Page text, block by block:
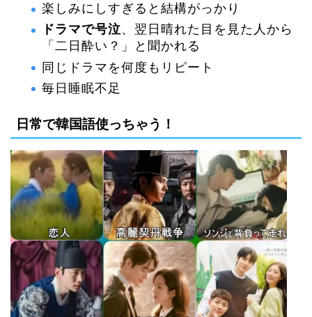
楽しみにしすぎると結構がっかり
ドラマで号泣、翌日晴れた目を見た人から
「二日酔い？」と聞かれる
同じドラマを何度もリピート
毎日睡眠不足
日常で韓国語使っちゃう！